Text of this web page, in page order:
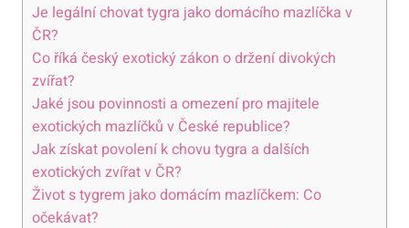
Je legální chovat tygra jako domácího mazlíčka v
ČR?
Co říká český exotický zákon o držení divokých
zvířat?
Jaké jsou povinnosti a omezení pro majitele
exotických mazlíčků v České republice?
Jak získat povolení k chovu tygra a dalších
exotických zvířat v ČR?
Život s tygrem jako domácím mazlíčkem: Co
očekávat?